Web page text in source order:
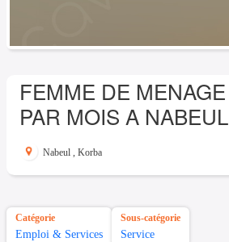
FEMME DE MENAGE
PAR MOIS A NABEUL
Nabeul , Korba
Catégorie
Emploi & Services
Sous-catégorie
Service